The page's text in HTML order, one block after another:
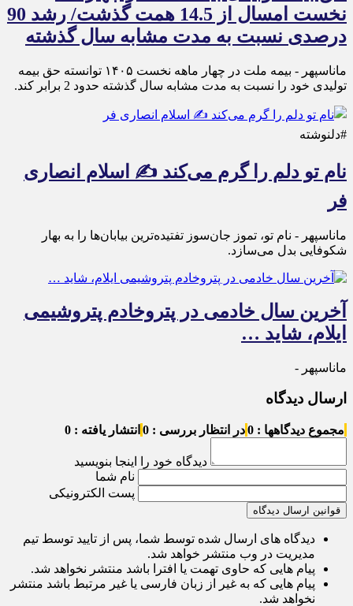
نخست امسال از 14.5 همت گذشت/ رشد 90
درصدی نسبت به مدت مشابه سال گذشته
ماناسپهر - بیمه ملت در چهار ماهه نخست ۱۴٠۵ توانسته حق بیمه
تولیدی خود را نسبت به مدت مشابه سال گذشته حدود 2 برابر کند.
#دلنوشته
نام تو دلم را گرم می‌کند ✍️ اسلام انصاری
فر
ماناسپهر - نام تو، تموز جان‌سوز تفتیده‌ترین بیابان‌ها را به بهار
شکوفایی بدل می‌سازد.
آخرین سال خادمی در پتروخادم پتروشیمی
ایلام، شاید …
ماناسپهر -
ارسال دیدگاه
مجموع دیدگاهها : 0 در انتظار بررسی : 0 انتشار یافته : 0
دیدگاه خود را اینجا بنویسید
نام شما
پست الکترونیکی
قوانین ارسال دیدگاه
دیدگاه های ارسال شده توسط شما، پس از تایید توسط تیم
مدیریت در وب منتشر خواهد شد.
پیام هایی که حاوی تهمت یا افترا باشد منتشر نخواهد شد.
پیام هایی که به غیر از زبان فارسی یا غیر مرتبط باشد منتشر
نخواهد شد.